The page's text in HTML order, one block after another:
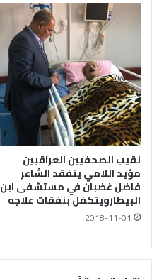
نقيب الصحفيين العراقيين
مؤيد اللامي يتفقد الشاعر
فاضل غضبان في مستشفى ابن
البيطارويتكفل بنفقات علاجه
2018-11-01